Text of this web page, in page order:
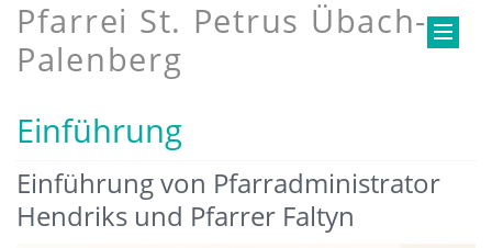
Pfarrei St. Petrus Übach-
Palenberg
Einführung
Einführung von Pfarradministrator
Hendriks und Pfarrer Faltyn